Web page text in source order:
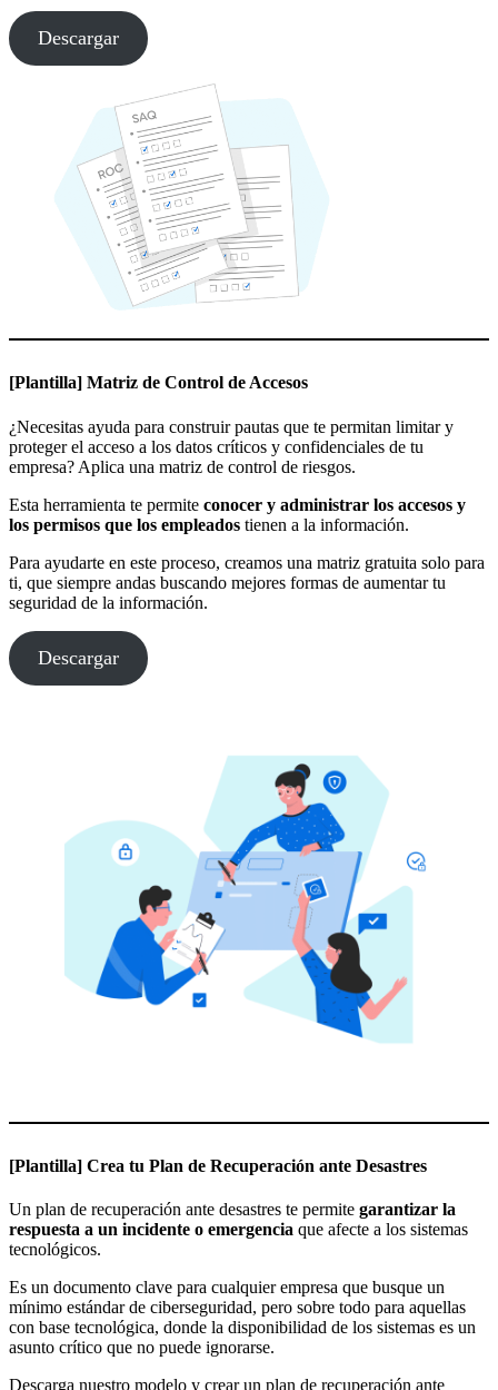
Descargar
[Plantilla] Matriz de Control de Accesos
¿Necesitas ayuda para construir pautas que te permitan limitar y
proteger el acceso a los datos críticos y confidenciales de tu
empresa? Aplica una matriz de control de riesgos.
Esta herramienta te permite conocer y administrar los accesos y
los permisos que los empleados tienen a la información.
Para ayudarte en este proceso, creamos una matriz gratuita solo para
ti, que siempre andas buscando mejores formas de aumentar tu
seguridad de la información.
Descargar
[Plantilla] Crea tu Plan de Recuperación ante Desastres
Un plan de recuperación ante desastres te permite garantizar la
respuesta a un incidente o emergencia que afecte a los sistemas
tecnológicos.
Es un documento clave para cualquier empresa que busque un
mínimo estándar de ciberseguridad, pero sobre todo para aquellas
con base tecnológica, donde la disponibilidad de los sistemas es un
asunto crítico que no puede ignorarse.
Descarga nuestro modelo y crear un plan de recuperación ante